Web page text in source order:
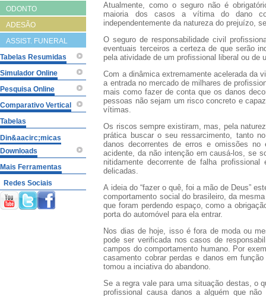
ODONTO
ADESÃO
ASSIST. FUNERAL
Tabelas Resumidas
Simulador Online
Pesquisa Online
Comparativo Vertical
Tabelas
Din&aacirc;micas
Downloads
Mais Ferramentas
Redes Sociais
Atualmente, como o seguro não é
maioria dos casos a vítima do dano
independentemente da natureza do prejuízo,
O seguro de responsabilidade civil
eventuais terceiros a certeza de que serão
pela atividade de um profissional liberal ou de
Com a dinâmica extremamente acelerada da
a entrada no mercado de milhares de
mais como fazer de conta que os danos
pessoas não sejam um risco concreto e
vítimas.
Os riscos sempre existiram, mas, pela
prática buscar o seu ressarcimento, tanto
danos decorrentes de erros e omissões
acidente, da não intenção em causá-los, se
nitidamente decorrente de falha
delicadas.
A ideia do “fazer o quê, foi a mão de Deus”
comportamento social do brasileiro, da
que foram perdendo espaço, como a
porta do automóvel para ela entrar.
Nos dias de hoje, isso é fora de moda ou
pode ser verificada nos casos de
campos do comportamento humano. Por
casamento cobrar perdas e danos em
tomou a inciativa do abandono.
Se a regra vale para uma situação destas, o
profissional causa danos a alguém que